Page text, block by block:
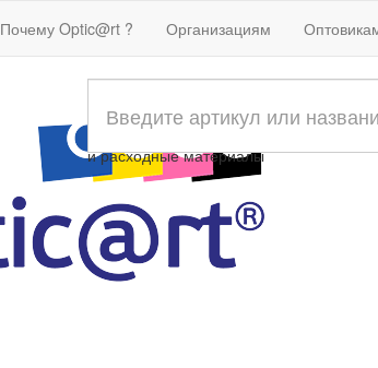
Почему Optic@rt ? Организациям
Совместимые картриджи
и расходные материалы